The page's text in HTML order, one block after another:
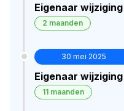
Eigenaar wijziging
2 maanden
30 mei 2025
Eigenaar wijziging
11 maanden